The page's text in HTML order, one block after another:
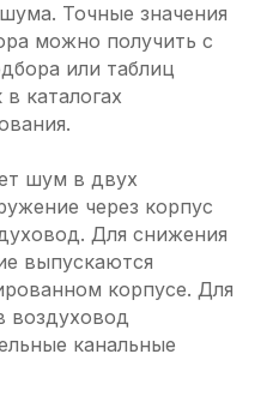
Точные значения
можно получить с
или таблиц
каталогах
шум в двух
через корпус
Для снижения
выпускаются
корпусе. Для
воздуховод
канальные